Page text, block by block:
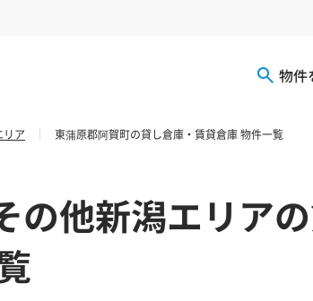
物件
リア 東蒲原郡阿賀町の貸し倉庫・賃貸倉庫 物件一覧
の他新潟エリア